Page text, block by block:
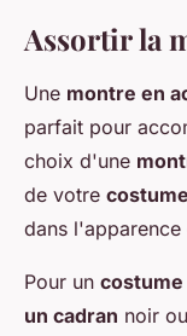
Assortir la
Une montre en
parfait pour
choix d'une
de votre costume
dans
Pour un
un cadran noir